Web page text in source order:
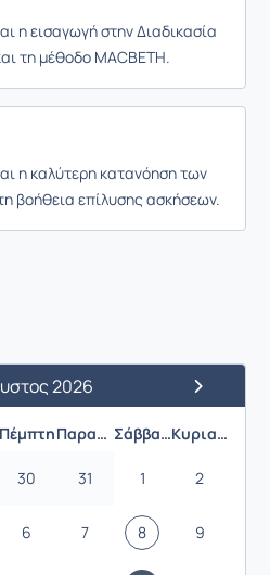
η εισαγωγή στην Διαδικασία
τη μέθοδο MACBETH.
η καλύτερη κατανόηση των
βοήθεια επίλυσης ασκήσεων.
2026
Επόμενος
Πέμπτη Παρασκευή Σάββατο Κυριακή
30 31 1 2
6 7 8 9